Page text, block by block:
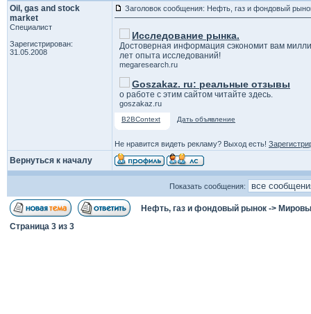
Oil, gas and stock
market
Специалист
Зарегистрирован:
31.05.2008
Заголовок сообщения: Нефть, газ и фондовый
Исследование рынка.
Достоверная информация сэкономит вам
лет опыта исследований!
megaresearch.ru
Goszakaz. ru: реальные отзывы
о работе с этим сайтом читайте здесь.
goszakaz.ru
B2BContext Дать объявление
Не нравится видеть рекламу? Выход есть!
Вернуться к началу
Показать сообщения:
Нефть, газ и фондовый рынок ->
Страница 3 из 3